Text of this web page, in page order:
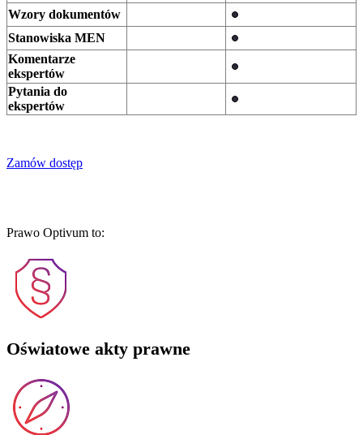
Wzory dokumentów
Stanowiska MEN
Komentarze
ekspertów
Pytania do
ekspertów
Zamów dostęp
Prawo Optivum to:
Oświatowe akty prawne